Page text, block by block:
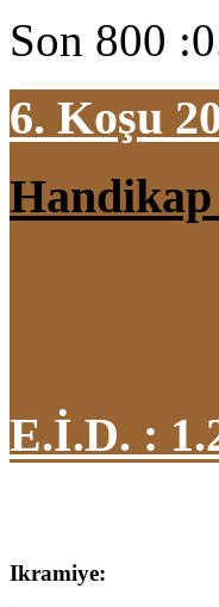
Son 800
6. Koşu
E.İ.D. :
Ikramiye: